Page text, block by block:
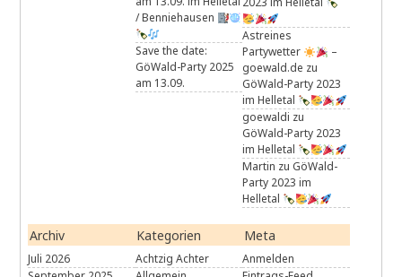
/ Benniehausen
Save the date:
GöWald-Party 2025
am 13.09.
Astreines
Partywetter
–
goewald.de zu
GöWald-Party 2023
im Helletal
goewaldi zu
GöWald-Party 2023
im Helletal
Martin zu GöWald-
Party 2023 im
Helletal
Archiv
Juli 2026
Kategorien
Achtzig Achter
Meta
Anmelden